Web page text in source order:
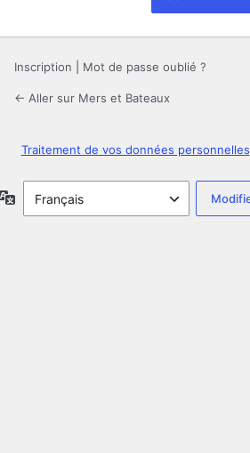
Inscription Mot de passe oublié ?
← Aller sur Mers et Bateaux
Traitement de vos données personnelles
Langue